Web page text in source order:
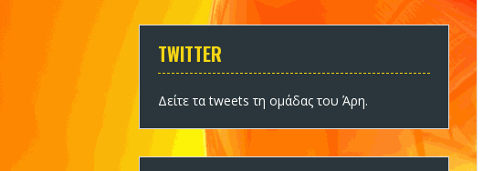
TWITTER
Δείτε τα tweets τη ομάδας του Άρη.